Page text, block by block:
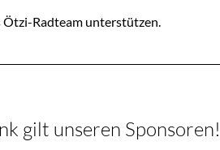
Ötzi-Radteam unterstützen.
gilt unseren Sponsoren!